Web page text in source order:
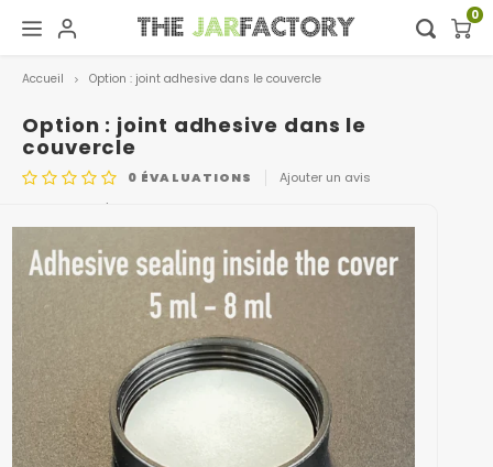
Hoofdmenu / digital showroom
Digital showroom
Decoration
Langue
Nederlands
Français
0
Accueil Option : joint adhesive dans le couvercle
Option : joint adhesive dans le
couvercle
0 ÉVALUATIONS Ajouter un avis
CODE DE L'ARTICLE